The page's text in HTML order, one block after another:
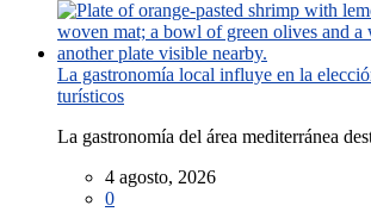
La gastronomía local influye en la
turísticos
La gastronomía del área mediterránea
4 agosto, 2026
0